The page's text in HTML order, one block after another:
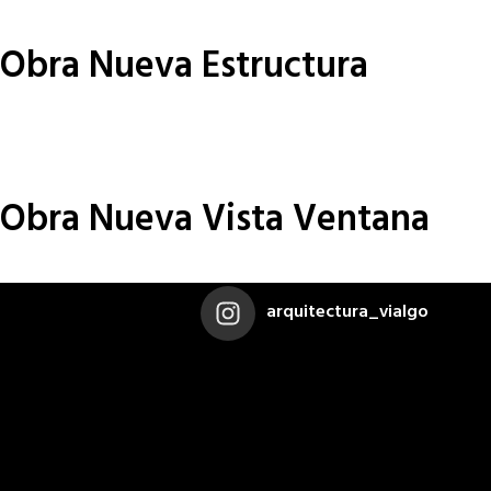
Obra Nueva Estructura
Obra Nueva Vista Ventana
arquitectura_vialgo